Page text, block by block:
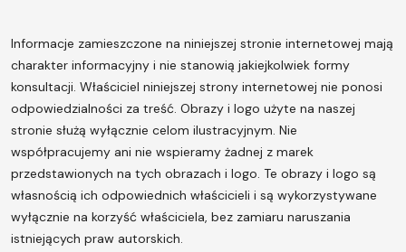
Informacje zamieszczone na niniejszej stronie internetowej mają
charakter informacyjny i nie stanowią jakiejkolwiek formy
konsultacji. Właściciel niniejszej strony internetowej nie ponosi
odpowiedzialności za treść. Obrazy i logo użyte na naszej
stronie służą wyłącznie celom ilustracyjnym. Nie
współpracujemy ani nie wspieramy żadnej z marek
przedstawionych na tych obrazach i logo. Te obrazy i logo są
własnością ich odpowiednich właścicieli i są wykorzystywane
wyłącznie na korzyść właściciela, bez zamiaru naruszania
istniejących praw autorskich.